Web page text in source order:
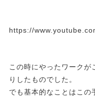
https://
この時にやったワークが
りしたものでした。
でも基本的なことはこの